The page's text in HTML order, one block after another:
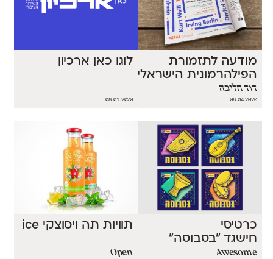
מודעה לתזמורת
הפילהרמונית הישראלית
דוד חליבה
08.04.2020
לוגו כאן ארכיון
08.01.2020
כרטיסי
חישגד ״בסבוסה״
Awesome
תוויות תה ויסוצקי ice
Open